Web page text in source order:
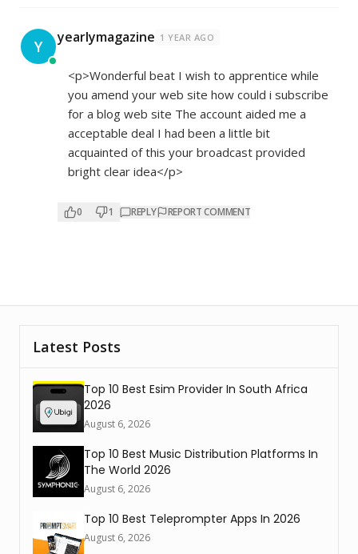
Y yearlymagazine 1 YEAR AGO
<p>Wonderful beat I wish to apprentice while
you amend your web site how could i subscribe
for a blog web site The account aided me a
acceptable deal I had been a little bit
acquainted of this your broadcast provided
bright clear idea</p>
0 1 REPLY REPORT COMMENT
Latest Posts
Top 10 Best Esim Provider In South Africa
2026
August 6, 2026
Top 10 Best Music Distribution Platforms In
The World 2026
August 6, 2026
Top 10 Best Teleprompter Apps In 2026
August 6, 2026